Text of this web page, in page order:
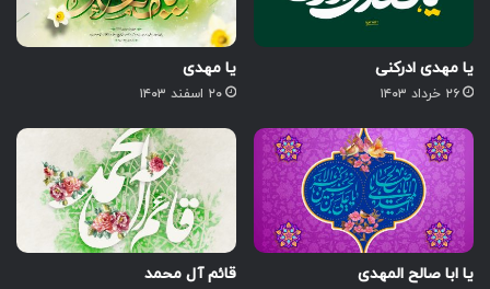
یا مهدی ادرکنی
۲۶ خرداد ۱۴۰۳
یا مهدی
۲۰ اسفند ۱۴۰۳
یا ابا صالح المهدی قائم آل محمد